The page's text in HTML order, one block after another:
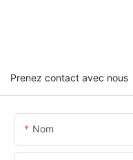
Prenez contact avec nous
Nom